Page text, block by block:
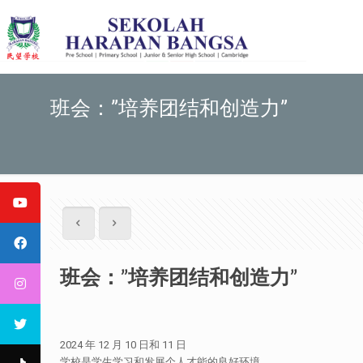
班会：”培养团结和创造力”
班会：”培养团结和创造力”
2024 年 12 月 10 日和 11 日